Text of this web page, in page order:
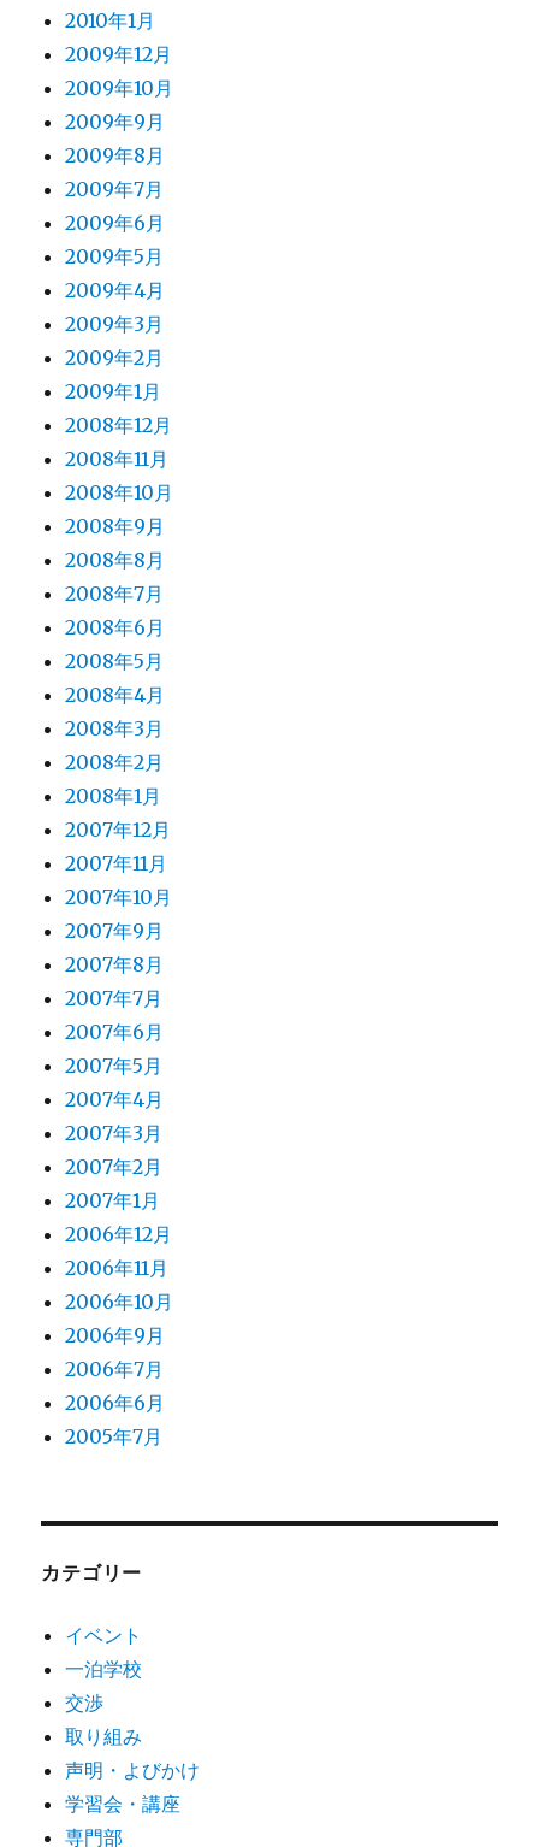
2010年1月
2009年12月
2009年10月
2009年9月
2009年8月
2009年7月
2009年6月
2009年5月
2009年4月
2009年3月
2009年2月
2009年1月
2008年12月
2008年11月
2008年10月
2008年9月
2008年8月
2008年7月
2008年6月
2008年5月
2008年4月
2008年3月
2008年2月
2008年1月
2007年12月
2007年11月
2007年10月
2007年9月
2007年8月
2007年7月
2007年6月
2007年5月
2007年4月
2007年3月
2007年2月
2007年1月
2006年12月
2006年11月
2006年10月
2006年9月
2006年7月
2006年6月
2005年7月
カテゴリー
イベント
一泊学校
交渉
取り組み
声明・よびかけ
学習会・講座
専門部